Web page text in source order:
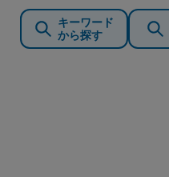
キーワード
から探す